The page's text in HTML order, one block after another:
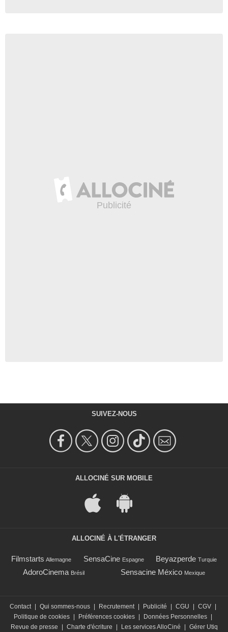
SUIVEZ-NOUS
ALLOCINÉ SUR MOBILE
ALLOCINÉ À L'ÉTRANGER
Filmstarts Allemagne SensaCine Espagne Beyazperde Turquie
AdoroCinema Brésil Sensacine México Mexique
Contact Qui sommes-nous Recrutement Publicité CGU CGV
Politique de cookies
Préférences cookies Données Personnelles
Revue de presse
Charte d'écriture Les services AlloCiné Gérer Utiq